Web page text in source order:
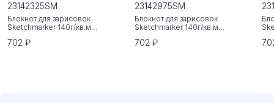
702 ₽
Блокнот для зарисовок
Sketchmarker 140г/кв.м
Неоновая фуксия
23142325SM
702 ₽
Блокнот для зарисовок
Sketchmarker 140г/кв.м
Небесно-голубой
23142975SM